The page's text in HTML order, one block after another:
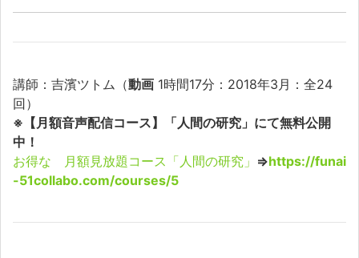
講師：吉濱ツトム（動画 1時間17分：2018年3月：全24
回）
※【月額音声配信コース】「人間の研究」にて無料公開
中！
お得な 月額見放題コース「人間の研究」 ⇒https://funai
-51collabo.com/courses/5